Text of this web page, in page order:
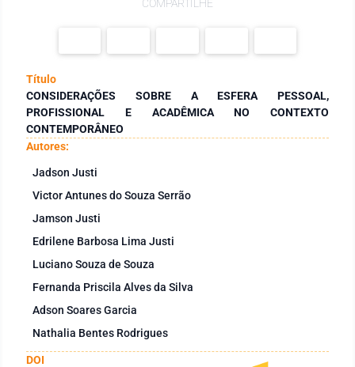
COMPARTILHE
Título
CONSIDERAÇÕES SOBRE A ESFERA PESSOAL,
PROFISSIONAL E ACADÊMICA NO CONTEXTO
CONTEMPORÂNEO
Autores:
Jadson Justi
Victor Antunes do Souza Serrão
Jamson Justi
Edrilene Barbosa Lima Justi
Luciano Souza de Souza
Fernanda Priscila Alves da Silva
Adson Soares Garcia
Nathalia Bentes Rodrigues
DOI